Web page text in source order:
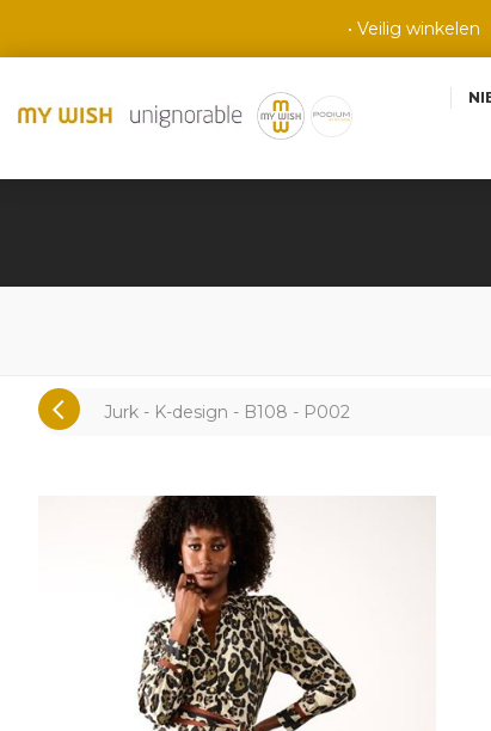
• Veilig winkelen
Jurk - K-design - B108 - P002